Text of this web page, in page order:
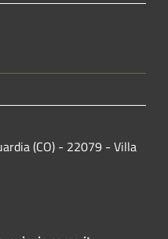
(CO) - 22079 - Villa